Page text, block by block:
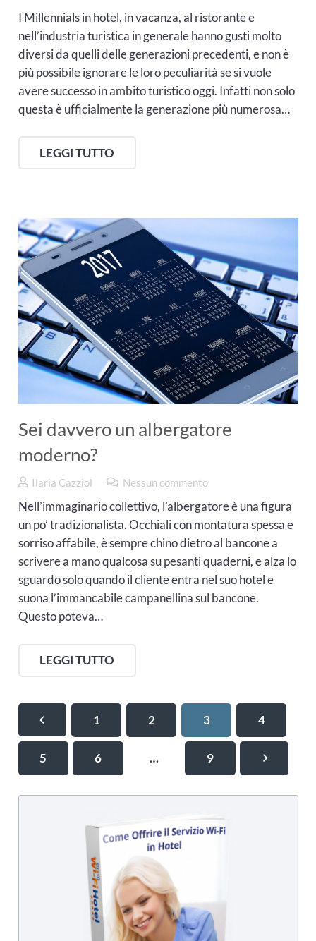
I Millennials in hotel, in vacanza, al ristorante e
nell’industria turistica in generale hanno gusti molto
diversi da quelli delle generazioni precedenti, e non è
più possibile ignorare le loro peculiarità se si vuole
avere successo in ambito turistico oggi. Infatti non solo
questa è ufficialmente la generazione più numerosa…
LEGGI TUTTO
Sei davvero un albergatore
moderno?
Ilaria Cazziol Nessun commento
Nell’immaginario collettivo, l’albergatore è una figura
un po’ tradizionalista. Occhiali con montatura spessa e
sorriso affabile, è sempre chino dietro al bancone a
scrivere a mano qualcosa su pesanti quaderni, e alza lo
sguardo solo quando il cliente entra nel suo hotel e
suona l’immancabile campanellina sul bancone.
Questo poteva…
LEGGI TUTTO
1 2 3 4
5 6 … 9